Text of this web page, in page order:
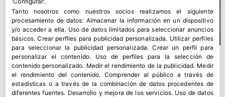
Tanto nosotros como nuestros socios realizamos el siguiente
procesamiento de datos: Almacenar la información en un dispositivo
y/o acceder a ella. Uso de datos limitados para seleccionar anuncios
básicos.Crear perfiles para publicidad personalizada. Utilizar perfiles
para seleccionar la publicidad personalizada.Crear un perfil para
personalizar el contenido. Uso de perfiles para la selección de
contenido personalizado. Medir el rendimiento de la publicidad. Medir
el rendimiento del contenido.Comprender al público a través de
estadísticas o a través de la combinación de datos procedentes de
diferentes fuentes. Desarrollo y mejora de los servicios. Uso de datos